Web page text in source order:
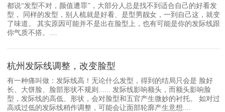
都说“发型不对，颜值遭罪”，大部分人总是找不到适合自己的好看发
型， 同样的发型，别人梳就是好看、是型男靓女，一到自己这，就变
了味道。 其实原因可能并不是出在脸型上，也有可能是你的发际线跟
你气质不搭。....
杭州发际线调整，改变脸型
有一种痛叫做：发际线高！无论什么发型，得到的结局只会是 脸好
长、大饼脸、脸部形状不规则...... 发际线影响额头，而额头影响脸
型，发际线的高低、形状，会对脸型和五官产生微妙的衬托。 如对过
高或过低的发际线稍作调整，可能会让面部轮廓产生意想....